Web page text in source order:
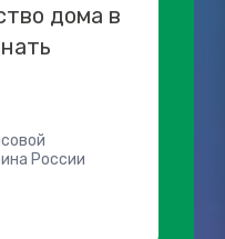
дома в
России